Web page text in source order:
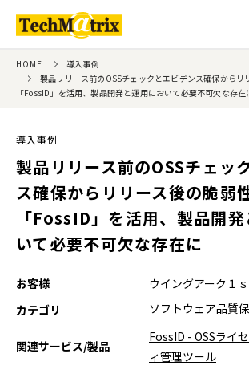
HOME
導入事例
製品リリース前のOSSチェックとエビデンス確保からリ
「FossID」を活用、製品開発と運用において必要不可欠な存在
導入事例
製品リリース前のOSSチェッ
ス確保からリリース後の脆弱
「FossID」を活用、製品開
いて必要不可欠な存在に
お客様
ウイングアーク１
カテゴリ
ソフトウェア品質
関連サービス/製品
FossID - OSSライ
ィ管理ツール